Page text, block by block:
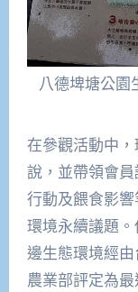
八德埤塘公園
在參觀活動中
說，並帶領會
行動及餵食影
環境永續議題
邊生態環境經
農業部評定為